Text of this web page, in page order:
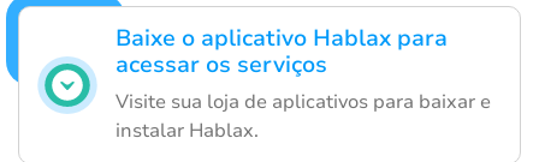
Baixe o aplicativo Hablax para
acessar os serviços
Visite sua loja de aplicativos para baixar e
instalar Hablax.